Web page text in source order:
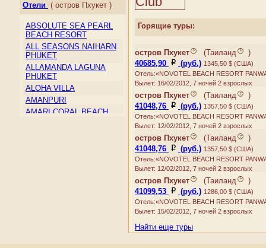
Монголия
Северная Корея
Сент-Винсент и
Гренадины
Сингапур
Таиланд
Тайвань
Тимор-Лесте
Туркмения
Отели ( остров Пхукет )
ABSOLUTE SEA PEARL
BEACH RESORT
ALL SEASONS NAIHARN
PHUKET
ALLAMANDA LAGUNA
PHUKET
ALOHA VILLA
AMANPURI
AMARI CORAL BEACH
AVANTIKA BOUTIQUE
Горящие туры:
остров Пхукет (Таиланд
)
40685,90
(руб.) 1345,50 $ (США)
Отель:«NOVOTEL BEACH RESORT
Вылет: 16/02/2012, 7 ночей 2 взрослых
остров Пхукет (Таиланд
)
41048,76
(руб.) 1357,50 $ (США)
Отель:«NOVOTEL BEACH RESORT
Вылет: 12/02/2012, 7 ночей 2 взрослых
остров Пхукет (Таиланд
)
41048,76
(руб.) 1357,50 $ (США)
Отель:«NOVOTEL BEACH RESORT
Вылет: 12/02/2012, 7 ночей 2 взрослых
остров Пхукет (Таиланд
)
41099,53
(руб.) 1286,00 $ (США)
Отель:«NOVOTEL BEACH RESORT
Вылет: 15/02/2012, 7 ночей 2 взрослых
Найти еще туры